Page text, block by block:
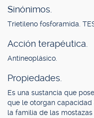
Sinónimos.
Trietileno fosforamida.
Acción terapéutica.
Antineoplásico.
Propiedades.
Es una sustancia que
que le otorgan
la familia de las